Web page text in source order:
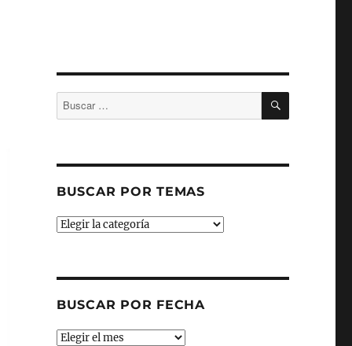
Buscar
por:
BUSCAR
BUSCAR POR TEMAS
Buscar
BUSCAR POR FECHA
Buscar